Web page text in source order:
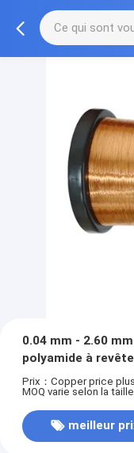
0.04 mm - 2.60
polyamide à
Prix：Copper price
MOQ varie selon la
meilleur